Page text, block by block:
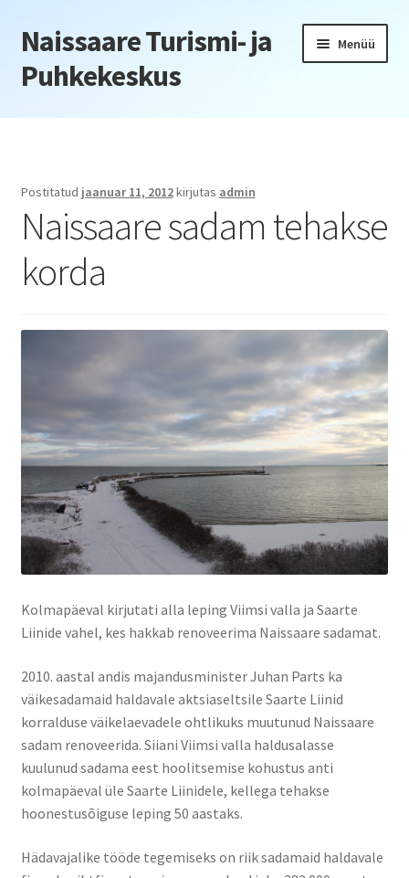
Liigu
navigeerimisele
Liigu
sisu
juurde
Naissaare Turismi- ja
Puhkekeskus
Menüü
Esileht
Jõulupeod
Kliendiüritus
Õppepäevad
Seminarid
Suvepäevad
Talvepäevad
Ürituste korraldamine
Info
Galerii
Hea teada
TRANSPORT NAISSAARELE
Postitatud jaanuar 11, 2012kirjutas admin
Naissaare sadam tehakse
korda
Kolmapäeval kirjutati alla leping Viimsi valla ja Saarte
Liinide vahel, kes hakkab renoveerima Naissaare sadamat.
2010. aastal andis majandusminister Juhan Parts ka
väikesadamaid haldavale aktsiaseltsile Saarte Liinid
korralduse väikelaevadele ohtlikuks muutunud Naissaare
sadam renoveerida. Siiani Viimsi valla haldusalasse
kuulunud sadama eest hoolitsemise kohustus anti
kolmapäeval üle Saarte Liinidele, kellega tehakse
hoonestusõiguse leping 50 aastaks.
Hädavajalike tööde tegemiseks on riik sadamaid haldavale